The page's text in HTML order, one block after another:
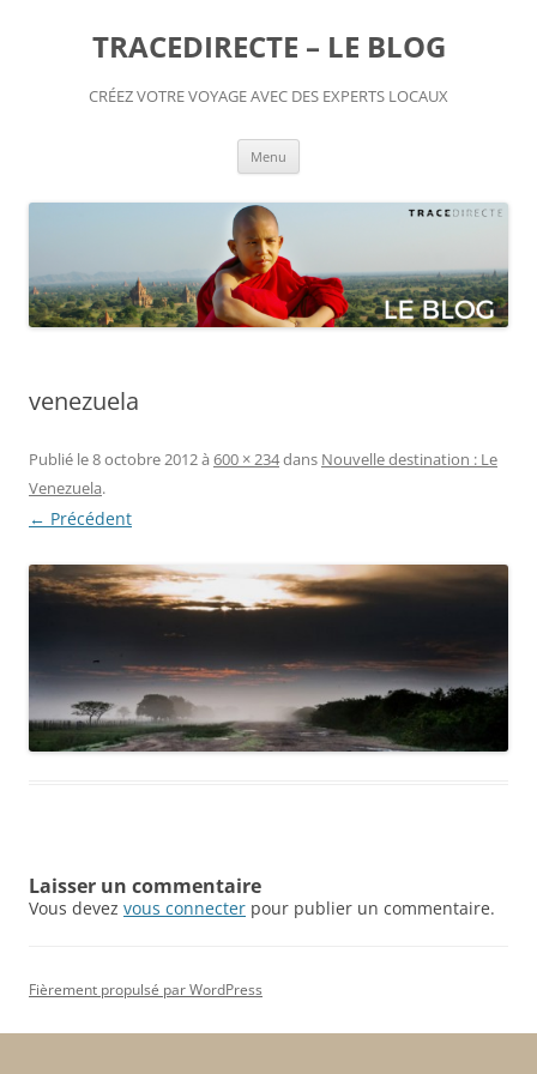
TRACEDIRECTE – LE BLOG
CRÉEZ VOTRE VOYAGE AVEC DES EXPERTS LOCAUX
Menu
venezuela
Publié le8 octobre 2012à 600 × 234dans Nouvelle destination : Le
Venezuela.
← Précédent
Laisser un commentaire
Vous devez vous connecter pour publier un commentaire.
Fièrement propulsé par WordPress